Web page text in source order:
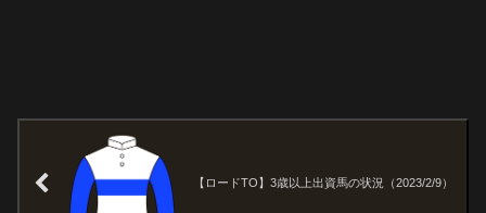
【ロードTO】3歳以上出資馬の状況（2023/2/9）